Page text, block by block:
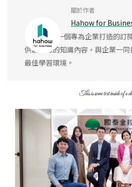
關於作者
Hahow for
Hahow 是一個專為企業打造的訂
供最前線的知識內容，與企業一
最佳學習環境。
This is some text inside of a